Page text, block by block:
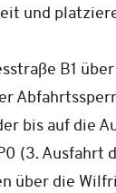
und
B1
bis auf die
Ausfahrt
über die